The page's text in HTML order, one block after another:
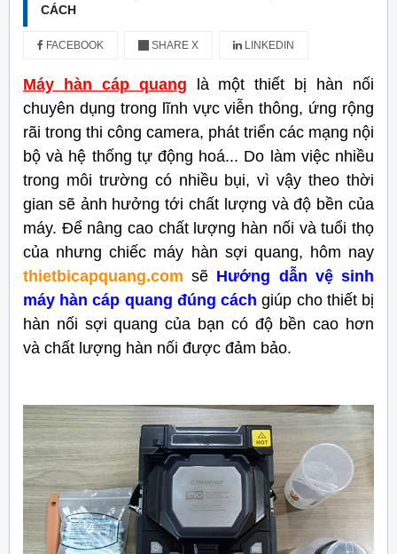
CÁCH
FACEBOOK SHARE X LINKEDIN
Máy hàn cáp quang là một thiết bị hàn nối
chuyên dụng trong lĩnh vực viễn thông, ứng rộng
rãi trong thi công camera, phát triển các mạng nội
bộ và hệ thống tự động hoá... Do làm việc nhiều
trong môi trường có nhiều bụi, vì vậy theo thời
gian sẽ ảnh hưởng tới chất lượng và độ bền của
máy. Để nâng cao chất lượng hàn nối và tuổi thọ
của nhưng chiếc máy hàn sợi quang, hôm nay
thietbicapquang.com sẽ Hướng dẫn vệ sinh
máy hàn cáp quang đúng cách giúp cho thiết bị
hàn nối sợi quang của bạn có độ bền cao hơn
và chất lượng hàn nối được đảm bảo.